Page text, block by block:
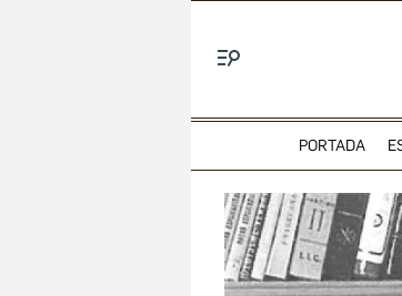
PORTADA